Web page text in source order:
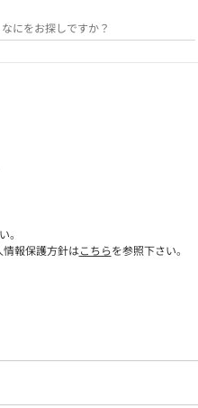
。
報保護方針はこちらを参照下さい。